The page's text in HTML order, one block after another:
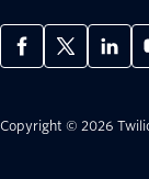
Copyright © 2026